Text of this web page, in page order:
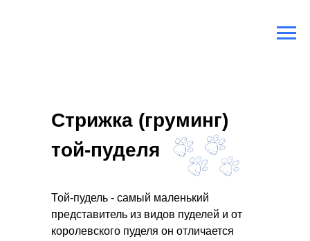
Стрижка (груминг)
той-пуделя
Той-пудель - самый маленький
представитель из видов пуделей и от
королевского пуделя он отличается